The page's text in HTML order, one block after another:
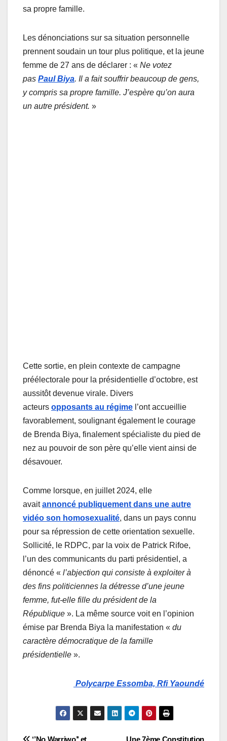
sa propre famille.
Les dénonciations sur sa situation personnelle
prennent soudain un tour plus politique, et la jeune
femme de 27 ans de déclarer : « Ne votez
pas Paul Biya. Il a fait souffrir beaucoup de gens,
y compris sa propre famille. J’espère qu’on aura
un autre président. »
Cette sortie, en plein contexte de campagne
préélectorale pour la présidentielle d’octobre, est
aussitôt devenue virale. Divers
acteurs opposants au régime l’ont accueillie
favorablement, soulignant également le courage
de Brenda Biya, finalement spécialiste du pied de
nez au pouvoir de son père qu’elle vient ainsi de
désavouer.
Comme lorsque, en juillet 2024, elle
avaitannoncé publiquement dans une autre
vidéo son homosexualité, dans un pays connu
pour sa répression de cette orientation sexuelle.
Sollicité, le RDPC, par la voix de Patrick Rifoe,
l’un des communicants du parti présidentiel, a
dénoncé « l’abjection qui consiste à exploiter à
des fins politiciennes la détresse d’une jeune
femme, fut-elle fille du président de la
République ». La même source voit en l’opinion
émise par Brenda Biya la manifestation « du
caractère démocratique de la famille
présidentielle ».
Polycarpe Essomba, Rfi Yaoundé
Une 7ème Constitution
‘’No Warriwo’’ et